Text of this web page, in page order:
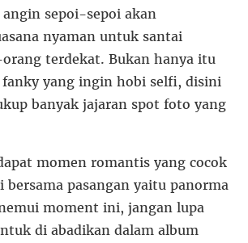
sepoi-sepoi akan
nyaman untuk santai
terdekat. Bukan hanya itu
fanky yang ingin hobi selfi, disini
banyak jajaran spot foto yang
momen romantis yang cocok
pasangan yaitu panorma
moment ini, jangan lupa
di abadikan dalam album